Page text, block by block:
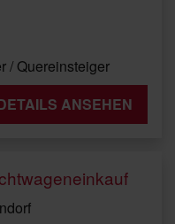
/ Quereinsteiger
ANSEHEN